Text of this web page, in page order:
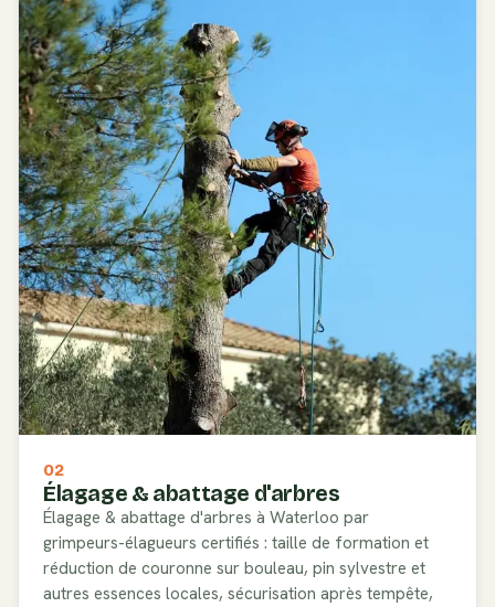
02
Élagage & abattage d'arbres
Élagage & abattage d'arbres à Waterloo par
grimpeurs-élagueurs certifiés : taille de formation et
réduction de couronne sur bouleau, pin sylvestre et
autres essences locales, sécurisation après tempête,